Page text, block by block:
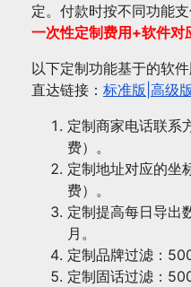
话/
定。付款时按不同功能
一次性定制费用+软件对
以下定制功能基于的软
直达链接： 标准版| 高级版|
定制商家电话联系
费）。
定制地址对应的坐
费）。
定制提高每日导
月。
定制品牌过滤：
定制固话过滤：